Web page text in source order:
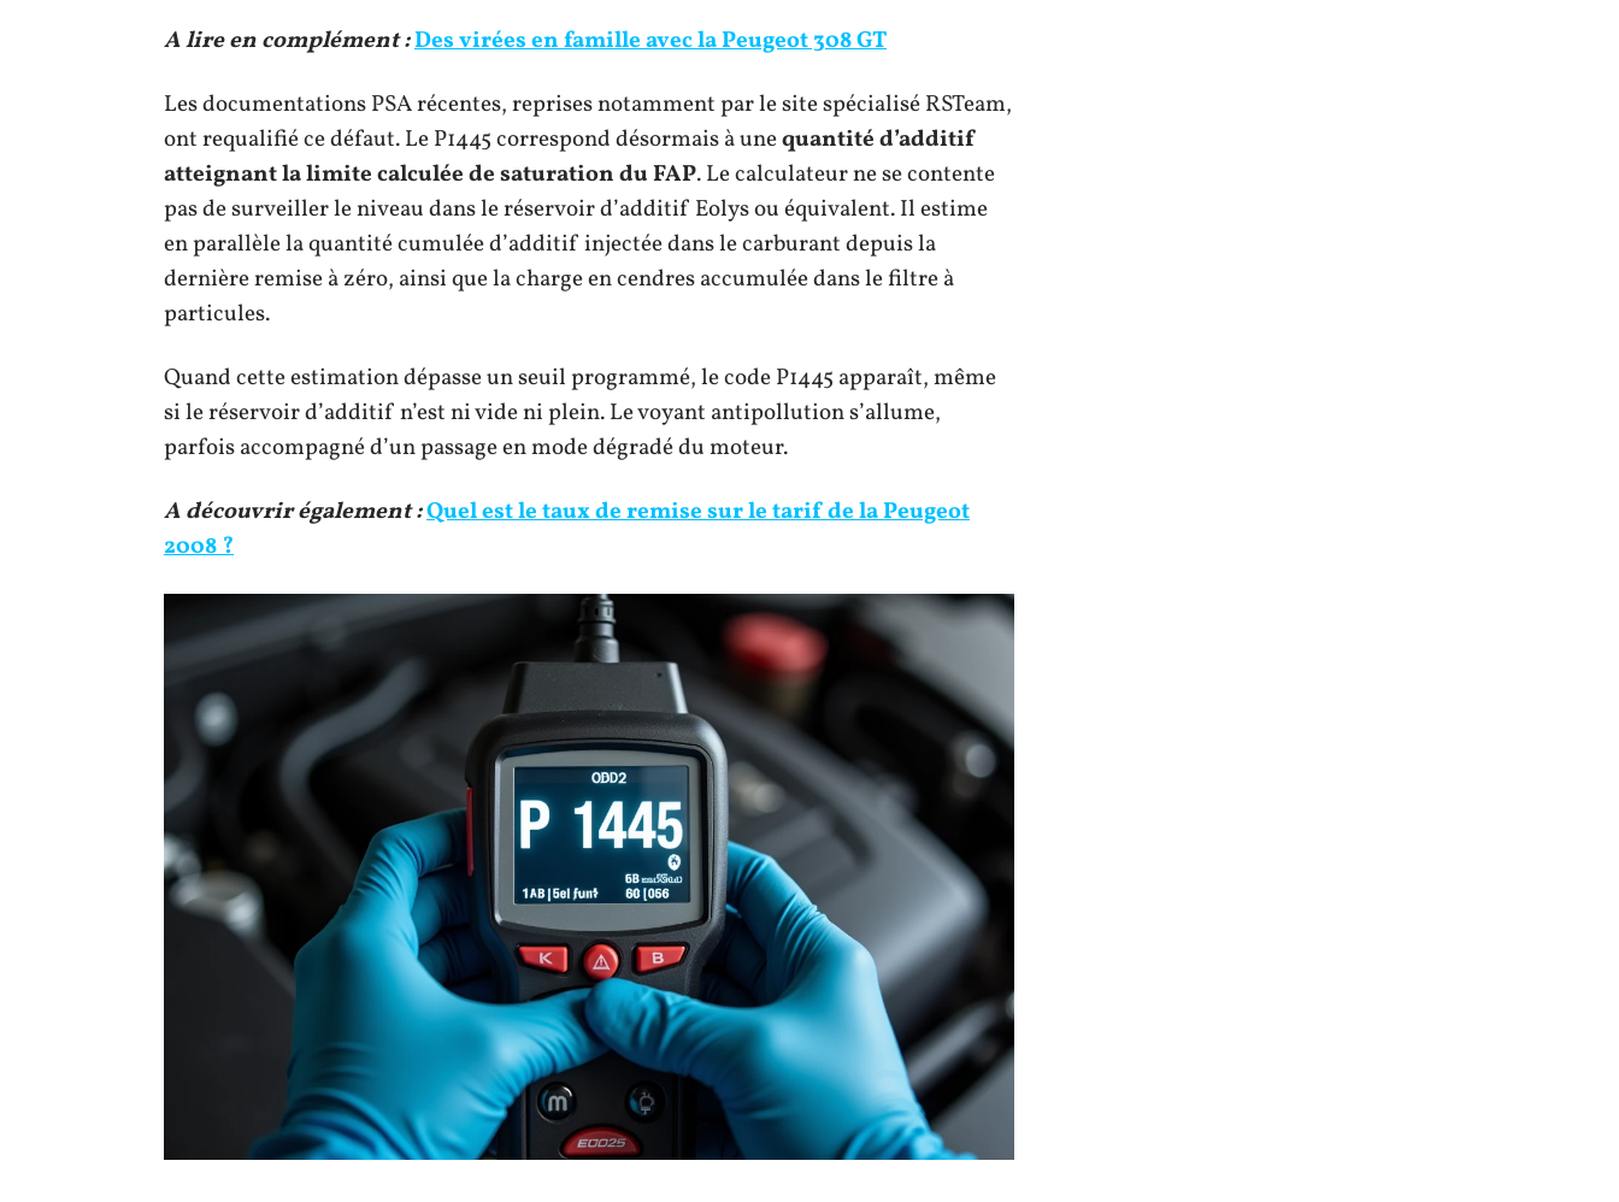
A lire en complément :Des virées en famille avec la Peugeot 308 GT
Les documentations PSA récentes, reprises notamment par le site spécialisé RSTeam,
ont requalifié ce défaut. Le P1445 correspond désormais à unequantité d’additif
atteignant la limite calculée de saturation du FAP. Le calculateur ne se contente
pas de surveiller le niveau dans le réservoir d’additif Eolys ou équivalent. Il estime
en parallèle la quantité cumulée d’additif injectée dans le carburant depuis la
dernière remise à zéro, ainsi que la charge en cendres accumulée dans le filtre à
particules.
Quand cette estimation dépasse un seuil programmé, le code P1445 apparaît, même
si le réservoir d’additif n’est ni vide ni plein. Le voyant antipollution s’allume,
parfois accompagné d’un passage en mode dégradé du moteur.
A découvrir également :Quel est le taux de remise sur le tarif de la Peugeot
2008 ?